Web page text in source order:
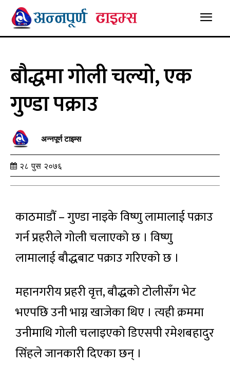
बौद्धमा गोली चल्यो, एक
गुण्डा पक्राउ
अन्नपूर्ण टाइम्स
२८ पुस २०७६
काठमाडौं – गुण्डा नाइके विष्णु लामालाई पक्राउ
गर्न प्रहरीले गोली चलाएको छ । विष्णु
लामालाई बौद्धबाट पक्राउ गरिएको छ ।
महानगरीय प्रहरी वृत्त, बौद्धको टोलीसँग भेट
भएपछि उनी भाग्न खाजेका थिए । त्यही क्रममा
उनीमाथि गोली चलाइएको डिएसपी रमेशबहादुर
सिंहले जानकारी दिएका छन् ।